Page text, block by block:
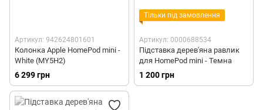
Артикул: 942624801601
Колонка Apple HomePod mini -
White (MY5H2)
6 299 грн
Тільки під замовлення
Артикул: 0000688534
Підставка дерев'яна равлик
для HomePod mini - Темна
1 200 грн